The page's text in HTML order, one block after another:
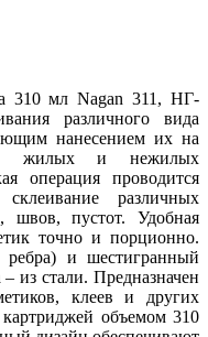
310 мл Nagan 311, НГ-
различного вида
нанесением их на
в жилых и нежилых
операция проводится
различных
швов, пустот. Удобная
точно и порционно.
ребра) и шестигранный
из стали. Предназначен
клеев и других
объемом 310